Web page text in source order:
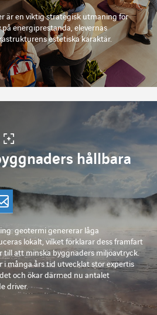
är en viktig strategisk utmaning för
energiprestanda, elevernas
estetiska karaktär.
hållbara
Facebook
på Twitter
på
Dela per mejl
geotermi genererar låga
lokalt, vilket förklarar dess framfart
till att minska byggnaders miljöavtryck.
i många års tid utvecklat stor expertis
och ökar därmed nu antalet
driver.